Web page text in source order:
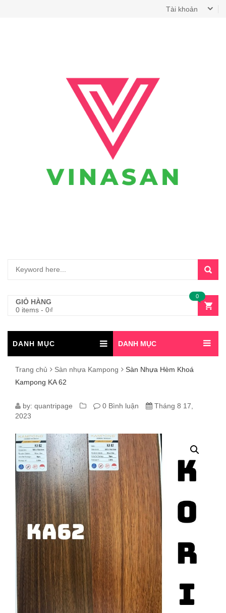
Tài khoản
GIỎ HÀNG
0 items - 0₫
0
DANH MỤC DANH MỤC
Trang chủ Sàn nhựa Kampong
Sàn Nhựa Hèm Khoá
Kampong KA 62
SÀN
HÈM
KHOÁ
KAMPONG
KA
62
by: quantripage 0 Bình luận
Tháng 8 17,
2023